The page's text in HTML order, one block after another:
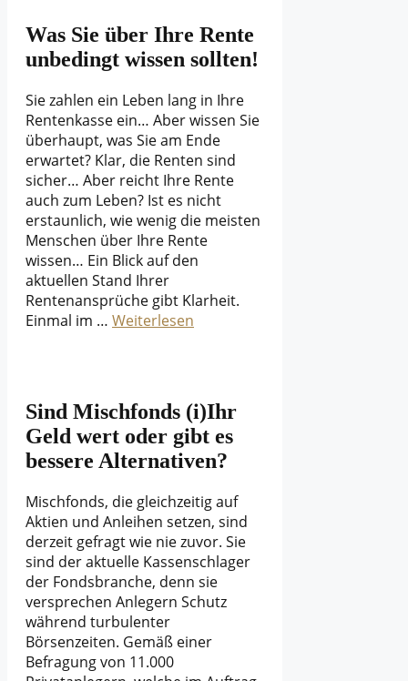
Was Sie über Ihre Rente
unbedingt wissen sollten!
Sie zahlen ein Leben lang in Ihre
Rentenkasse ein… Aber wissen Sie
überhaupt, was Sie am Ende
erwartet? Klar, die Renten sind
sicher… Aber reicht Ihre Rente
auch zum Leben? Ist es nicht
erstaunlich, wie wenig die meisten
Menschen über Ihre Rente
wissen… Ein Blick auf den
aktuellen Stand Ihrer
Rentenansprüche gibt Klarheit.
Einmal im … Weiterlesen
Sind Mischfonds (i)Ihr
Geld wert oder gibt es
bessere Alternativen?
Mischfonds, die gleichzeitig auf
Aktien und Anleihen setzen, sind
derzeit gefragt wie nie zuvor. Sie
sind der aktuelle Kassenschlager
der Fondsbranche, denn sie
versprechen Anlegern Schutz
während turbulenter
Börsenzeiten. Gemäß einer
Befragung von 11.000